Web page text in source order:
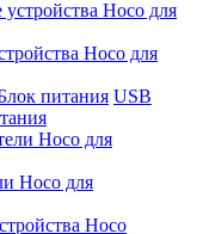
Hoco для
USB
Hoco для